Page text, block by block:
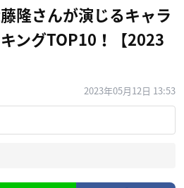
隆さんが演じるキャラ
ングTOP10！【2023
2023年05月12日 13:53